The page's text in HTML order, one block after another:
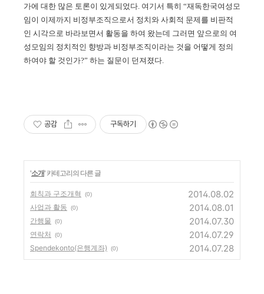
가에 대한 많은 토론이 있게되었다. 여기서 특히 “재독한국여성모
임이 이제까지 비정부조직으로서 정치와 사회적 문제를 비판적
인 시각으로 바라보면서 활동을 하여 왔는데 그러면 앞으로의 여
성모임의 정치적인 향방과 비정부조직이라는 것을 어떻게 정의
하여야 할 것인가?” 하는 질문이 던져졌다.
공감 구독하기
'소개' 카테고리의 다른 글
회칙과 구조개혁 (0) 2014.08.02
사업과 활동 (0) 2014.08.01
간행물 (0) 2014.07.30
연락처 (0) 2014.07.29
Spendekonto(은행계좌) (0) 2014.07.28